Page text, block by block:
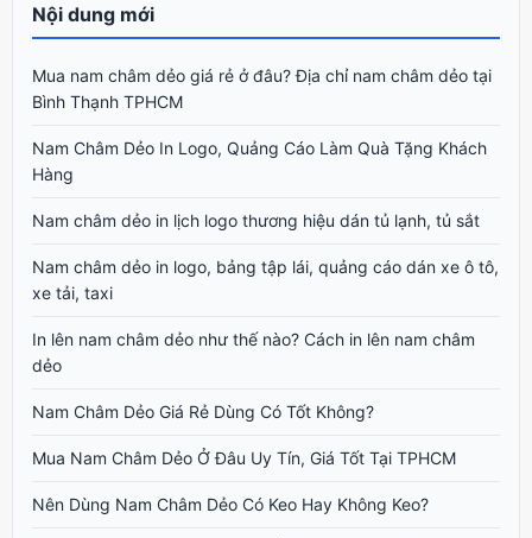
Nội dung mới
Mua nam châm dẻo giá rẻ ở đâu? Địa chỉ nam châm dẻo tại
Bình Thạnh TPHCM
Nam Châm Dẻo In Logo, Quảng Cáo Làm Quà Tặng Khách
Hàng
Nam châm dẻo in lịch logo thương hiệu dán tủ lạnh, tủ sắt
Nam châm dẻo in logo, bảng tập lái, quảng cáo dán xe ô tô,
xe tải, taxi
In lên nam châm dẻo như thế nào? Cách in lên nam châm
dẻo
Nam Châm Dẻo Giá Rẻ Dùng Có Tốt Không?
Mua Nam Châm Dẻo Ở Đâu Uy Tín, Giá Tốt Tại TPHCM
Nên Dùng Nam Châm Dẻo Có Keo Hay Không Keo?